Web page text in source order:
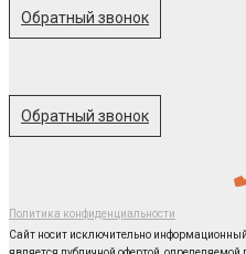
Обратный звонок
Обратный звонок
Политика конфиденциальности
Сайт носит исключительно